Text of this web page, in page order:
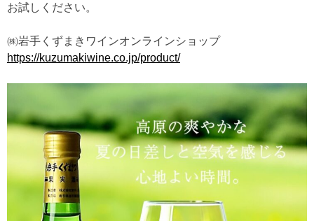
お試しください。
㈱岩手くずまきワインオンラインショップ
https://kuzumakiwine.co.jp/product/